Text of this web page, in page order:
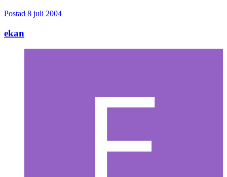
Postad 8 juli 2004
ekan